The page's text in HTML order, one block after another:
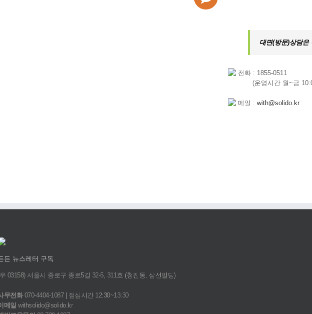
대면(방문)상담
전화 : 1855-0511
abcdeac(운영시간 월~금
메일 :with@solido.kr
든 뉴스레터 구독
03158) 서울시 종로구 종로5길 32-5, 311호 (청진동, 삼선빌딩)
무전화070-4404-1087 | 점심시간 12:30~13:30
메일 withsolido@solido.kr